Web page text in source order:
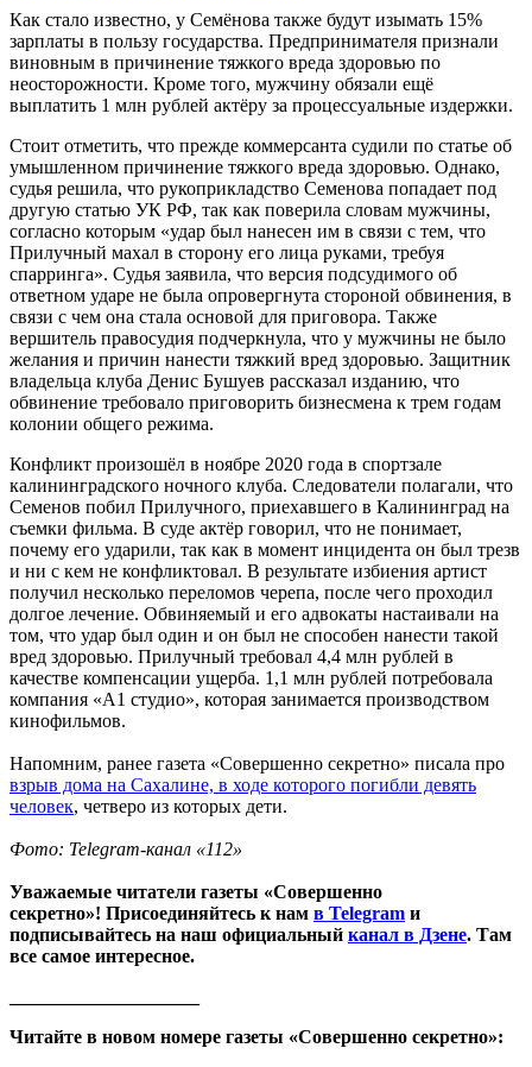
Как стало известно, у Семёнова также будут изымать 15%
зарплаты в пользу государства. Предпринимателя признали
виновным в причинение тяжкого вреда здоровью по
неосторожности. Кроме того, мужчину обязали ещё
выплатить 1 млн рублей актёру за процессуальные издержки.
Стоит отметить, что прежде коммерсанта судили по статье об
умышленном причинение тяжкого вреда здоровью. Однако,
судья решила, что рукоприкладство Семенова попадает под
другую статью УК РФ, так как поверила словам мужчины,
согласно которым «удар был нанесен им в связи с тем, что
Прилучный махал в сторону его лица руками, требуя
спарринга». Судья заявила, что версия подсудимого об
ответном ударе не была опровергнута стороной обвинения, в
связи с чем она стала основой для приговора. Также
вершитель правосудия подчеркнула, что у мужчины не было
желания и причин нанести тяжкий вред здоровью. Защитник
владельца клуба Денис Бушуев рассказал изданию, что
обвинение требовало приговорить бизнесмена к трем годам
колонии общего режима.
Конфликт произошёл в ноябре 2020 года в спортзале
калининградского ночного клуба. Следователи полагали, что
Семенов побил Прилучного, приехавшего в Калининград на
съемки фильма. В суде актёр говорил, что не понимает,
почему его ударили, так как в момент инцидента он был трезв
и ни с кем не конфликтовал. В результате избиения артист
получил несколько переломов черепа, после чего проходил
долгое лечение. Обвиняемый и его адвокаты настаивали на
том, что удар был один и он был не способен нанести такой
вред здоровью. Прилучный требовал 4,4 млн рублей в
качестве компенсации ущерба. 1,1 млн рублей потребовала
компания «А1 студио», которая занимается производством
кинофильмов.
Напомним, ранее газета «Совершенно секретно» писала про
взрыв дома на Сахалине, в ходе которого погибли девять
человек, четверо из которых дети.
Фото: Telegram-канал «112»
Уважаемые читатели газеты «Совершенно
секретно»! Присоединяйтесь к нам в Telegram и
подписывайтесь на наш официальный канал в Дзене. Там
все самое интересное.
Читайте в новом номере газеты «Совершенно секретно»: